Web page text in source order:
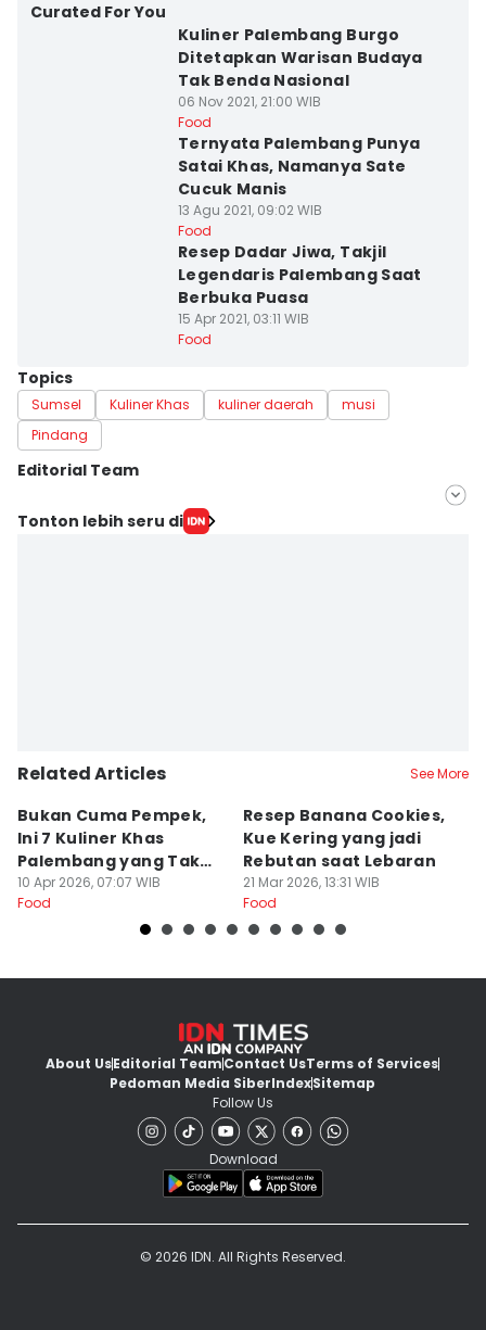
Curated For You
Kuliner Palembang Burgo
Ditetapkan Warisan Budaya
Tak Benda Nasional
06 Nov 2021, 21:00 WIB
Food
Ternyata Palembang Punya
Satai Khas, Namanya Sate
Cucuk Manis
13 Agu 2021, 09:02 WIB
Food
Resep Dadar Jiwa, Takjil
Legendaris Palembang Saat
Berbuka Puasa
15 Apr 2021, 03:11 WIB
Food
Topics
Sumsel Kuliner Khas kuliner daerah
musi
Pindang
Editorial Team
Editor
Tonton lebih seru di
Related Articles See More
Bukan Cuma Pempek,
Ini 7 Kuliner Khas
Palembang yang Tak
Kalah Enak
10 Apr 2026, 07:07 WIB
Food
Resep Banana Cookies,
Kue Kering yang jadi
Rebutan saat Lebaran
21 Mar 2026, 13:31 WIB
Food
About UsEditorial TeamContact UsTerms of Services
Pedoman Media SiberIndexSitemap
Follow Us
Download
© 2026 IDN. All Rights Reserved.